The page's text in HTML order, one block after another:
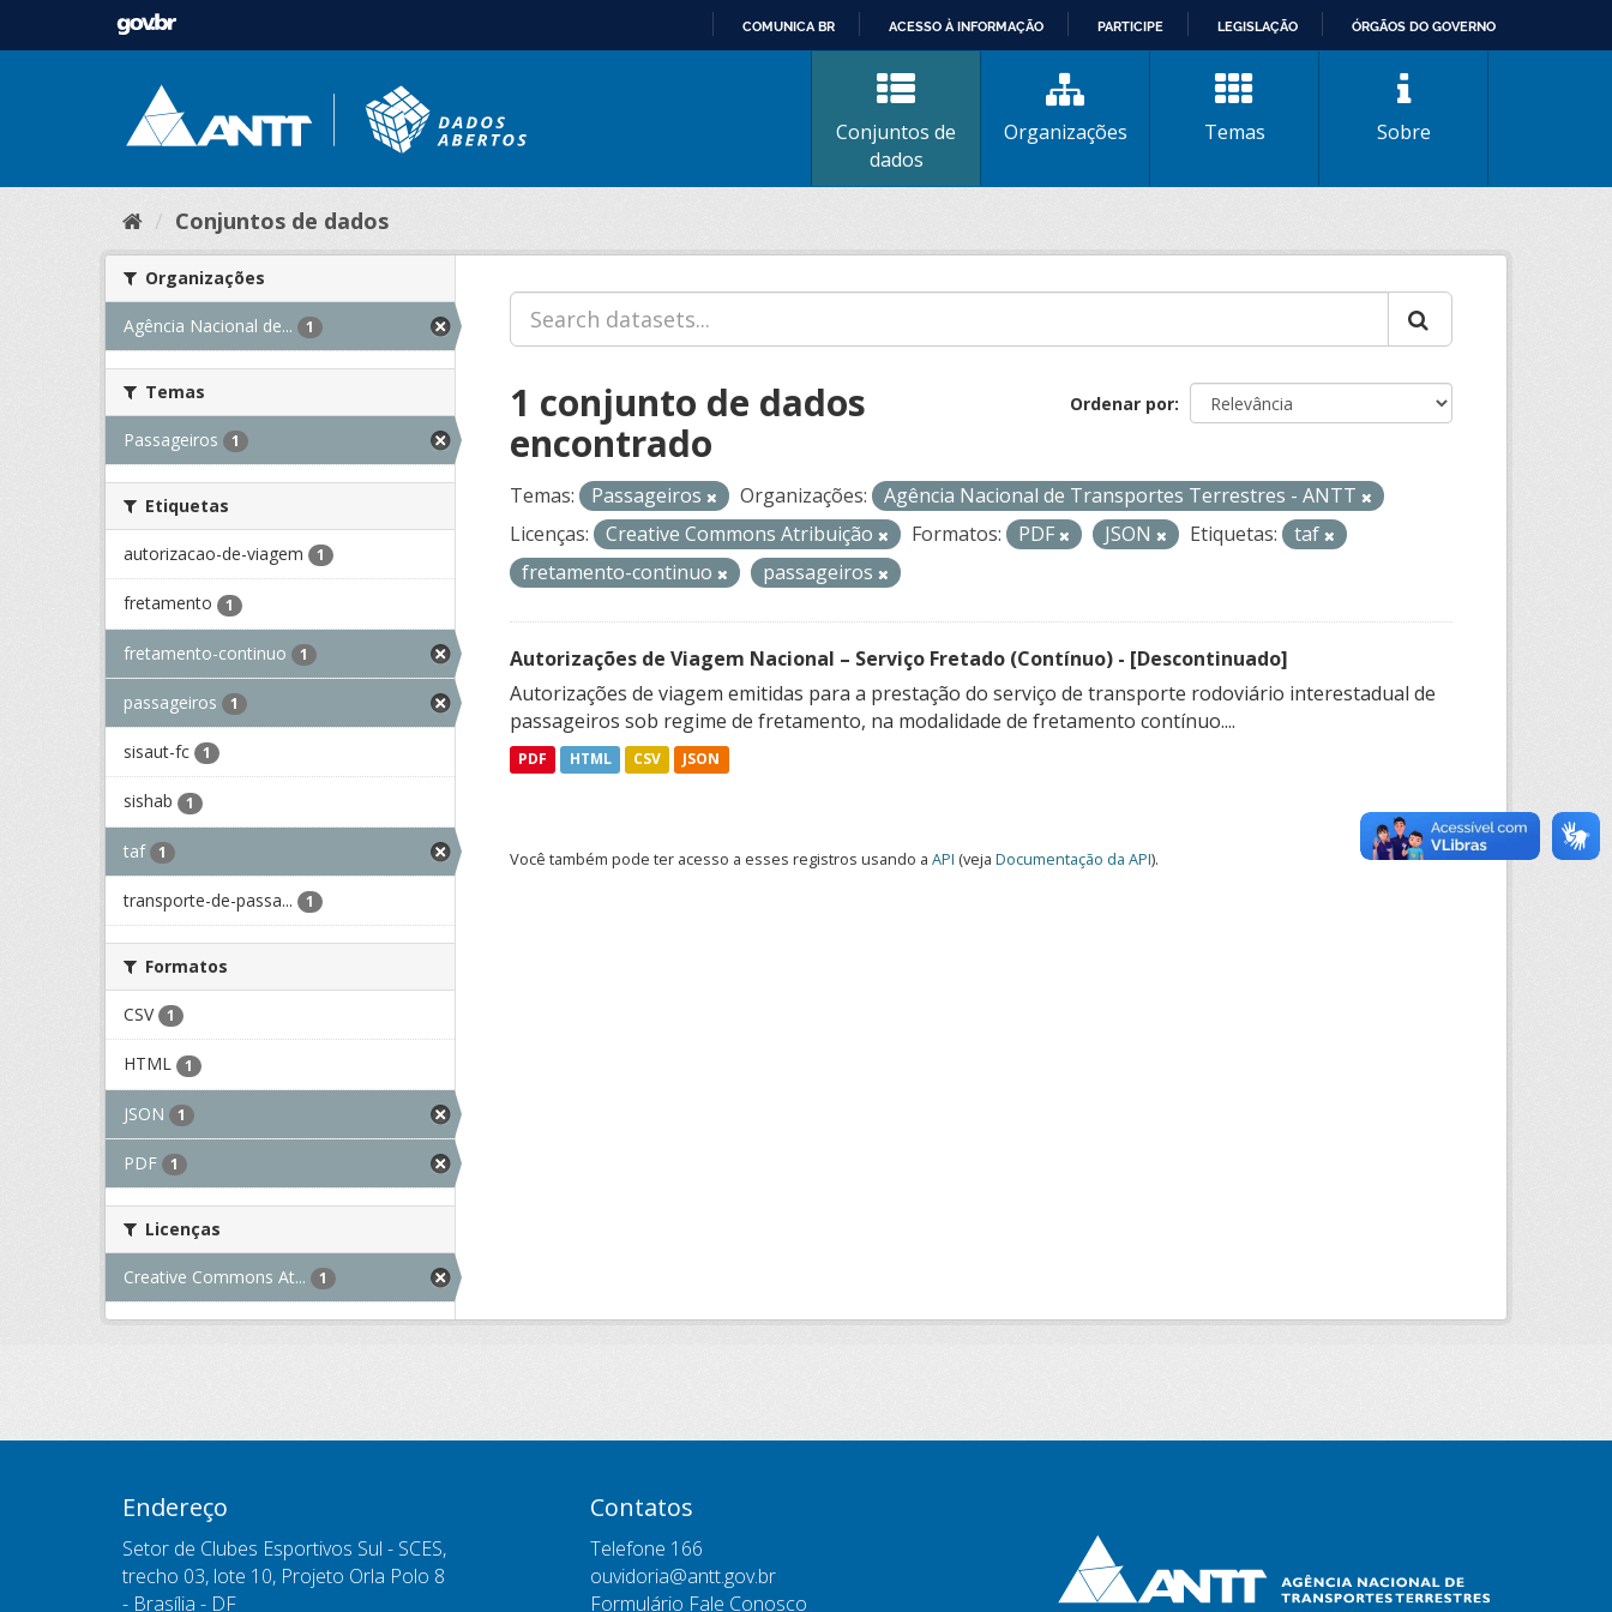
CONTEÚDO
COMUNICA BR ACESSO À INFORMAÇÃO PARTICIPE LEGISLAÇÃO ÓRGÃOS DO GOVERNO
Conjuntos de
dados
Organizações Temas Sobre
Conjuntos de dados
Organizações
Agência Nacional de... 1
Temas
Passageiros 1
Etiquetas
autorizacao-de-viagem 1
fretamento 1
fretamento-continuo 1
passageiros 1
sisaut-fc 1
sishab 1
taf 1
transporte-de-passa... 1
Formatos
CSV 1
HTML 1
JSON 1
PDF 1
Licenças
Creative Commons At... 1
Ordenar por
1 conjunto de dados
encontrado
Temas: Passageiros Organizações:
Agência Nacional de Transportes Terrestres - ANTT
Licenças:
Creative Commons Atribuição Formatos: PDF JSON Etiquetas:
taf
fretamento-continuo
passageiros
Autorizações de Viagem Nacional – Serviço Fretado (Contínuo) - [Descontinuado]
Autorizações de viagem emitidas para a prestação do serviço de transporte rodoviário interestadual de
passageiros sob regime de fretamento, na modalidade de fretamento contínuo....
PDF HTML CSV JSON
Você também pode ter acesso a esses registros usando a API (veja Documentação da API).
Endereço
Setor de Clubes Esportivos Sul - SCES,
trecho 03, lote 10, Projeto Orla Polo 8
- Brasília - DF
Contatos
Telefone 166
ouvidoria@antt.gov.br
Formulário Fale Conosco